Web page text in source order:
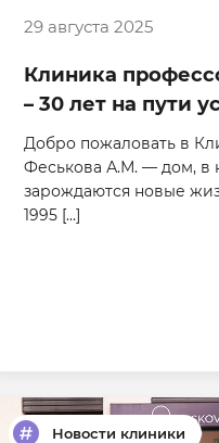
29 августа 2025
Клиника
– 30 лет на пути
Добро пожаловать в
Феськова А.М. — дом, в
зарождаются новые
1995 […]
Новости клиники